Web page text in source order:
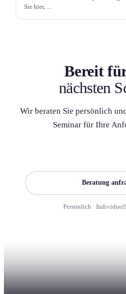
Sie hier, ...
Bereit
nächsten
Wir beraten Sie persönlich
Seminar für Ihre
Beratung
Persönlich · Individuell